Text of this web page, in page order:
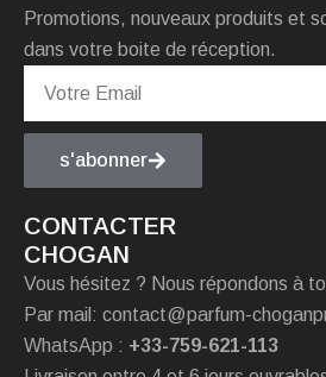
Promotions, nouveaux produits et
dans votre boite de réception.
s'abonner
CONTACTER
CHOGAN
Vous hésitez ? Nous répondons à
Par mail: contact@parfum-
WhatsApp : +33-759-621-113